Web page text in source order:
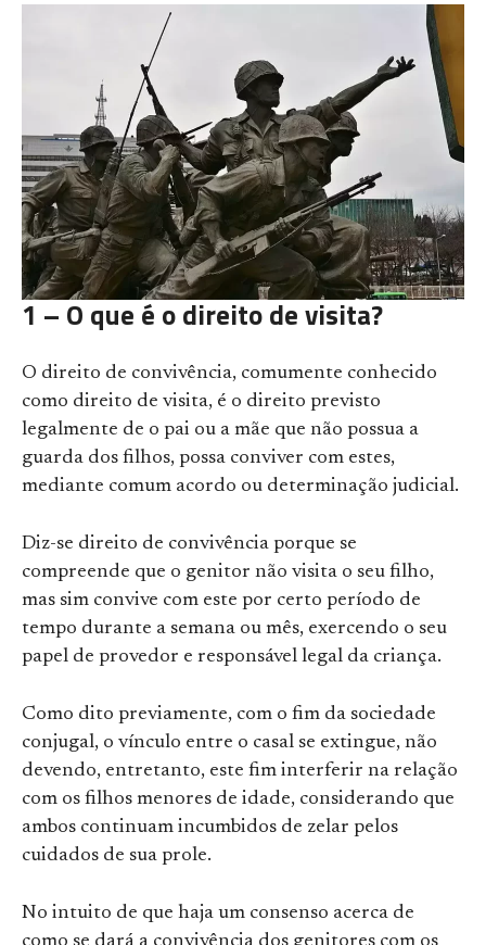
1 – O que é o direito de visita?
O direito de convivência, comumente conhecido
como direito de visita, é o direito previsto
legalmente de o pai ou a mãe que não possua a
guarda dos filhos, possa conviver com estes,
mediante comum acordo ou determinação judicial.
Diz-se direito de convivência porque se
compreende que o genitor não visita o seu filho,
mas sim convive com este por certo período de
tempo durante a semana ou mês, exercendo o seu
papel de provedor e responsável legal da criança.
Como dito previamente, com o fim da sociedade
conjugal, o vínculo entre o casal se extingue, não
devendo, entretanto, este fim interferir na relação
com os filhos menores de idade, considerando que
ambos continuam incumbidos de zelar pelos
cuidados de sua prole.
No intuito de que haja um consenso acerca de